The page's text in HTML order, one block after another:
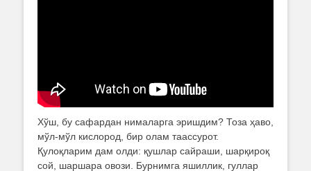
Хўш, бу сафардан нималарга эришдим? Тоза ҳаво,
мўл-мўл кислород, бир олам таассурот.
Қулоқларим дам олди: қушлар сайраши, шарқироқ
сой, шаршара овози. Бурнимга яшиллик, гуллар